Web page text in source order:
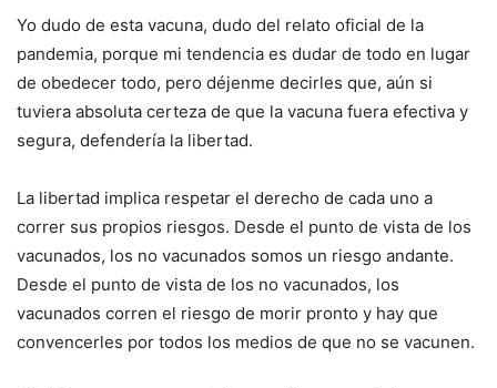
Yo dudo de esta vacuna, dudo del relato oficial de la
pandemia, porque mi tendencia es dudar de todo en lugar
de obedecer todo, pero déjenme decirles que, aún si
tuviera absoluta certeza de que la vacuna fuera efectiva y
segura, defendería la libertad.
La libertad implica respetar el derecho de cada uno a
correr sus propios riesgos. Desde el punto de vista de los
vacunados, los no vacunados somos un riesgo andante.
Desde el punto de vista de los no vacunados, los
vacunados corren el riesgo de morir pronto y hay que
convencerles por todos los medios de que no se vacunen.